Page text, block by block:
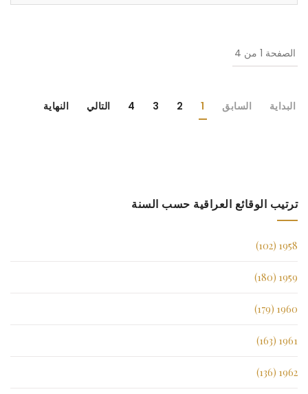
الصفحة 1 من 4
البداية السابق 1
2
3
4 التالي النهاية
ترتيب الوقائع العراقية حسب السنة
1958 (102)
1959 (180)
1960 (179)
1961 (163)
1962 (136)